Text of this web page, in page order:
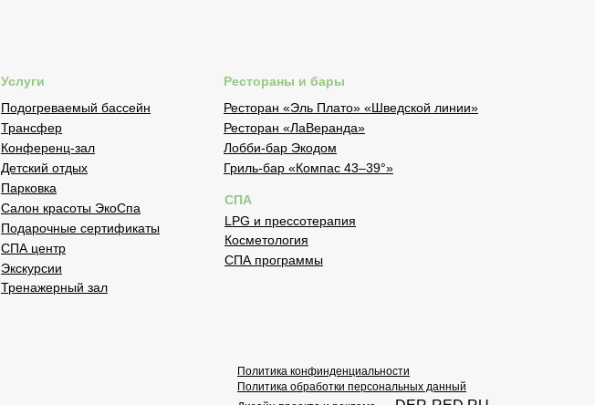
Услуги
Политика конфинденциальности
Политика обработки персональных данный
Рестораны и бары
СПА
Ресторан «Эль Плато» «Шведской линии»
LPG и прессотерапия
Косметология
СПА программы
Ресторан «ЛаВеранда»
Лобби-бар Экодом
Гриль-бар «Компас 43–39°»
Подогреваемый бассейн
Трансфер
Конференц-зал
Детский отдых
Парковка
Салон красоты ЭкоСпа
Подарочные сертификаты
СПА центр
Экскурсии
Тренажерный зал